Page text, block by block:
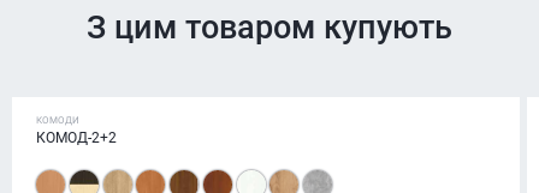
З цим товаром купують
КОМОДИ
КОМОД-2+2